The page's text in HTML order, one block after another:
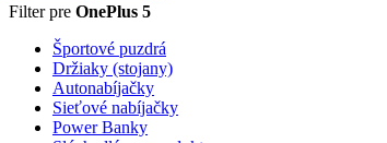
Filter pre OnePlus 5
Športové puzdrá
Držiaky (stojany)
Autonabíjačky
Sieťové nabíjačky
Power Banky